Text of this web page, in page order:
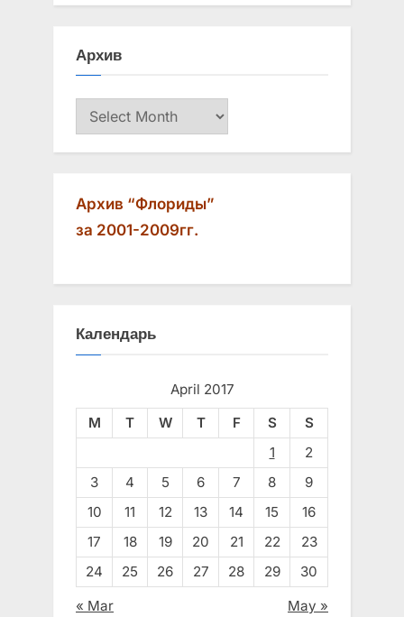
o
t
Архив
Архив
Архив “Флориды”
за 2001-2009гг.
Календарь
April 2017
M
T W T F S
S
1
2
3
4 5 6 7 8
9
10
11 12 13 14 15
16
17
18 19 20 21 22
23
24
25 26 27 28 29
30
« Mar
May »